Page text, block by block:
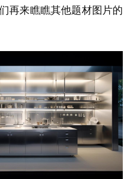
再来瞧瞧其他题材图片的